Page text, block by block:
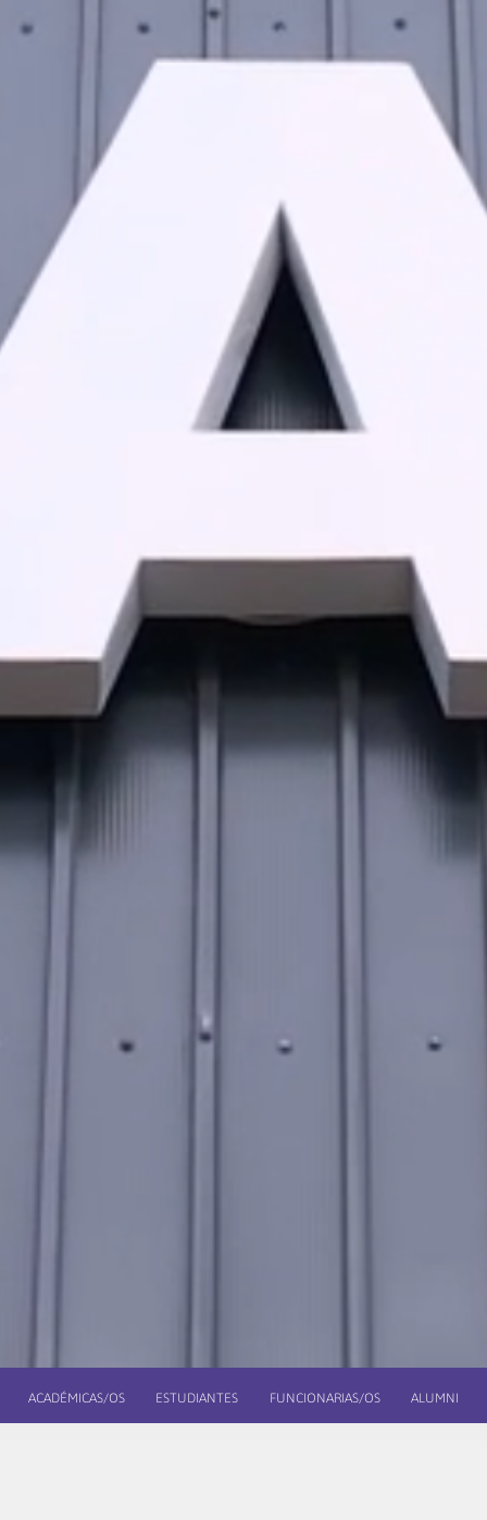
ACADÉMICAS/OS ESTUDIANTES FUNCIONARIAS/OS ALUMNI